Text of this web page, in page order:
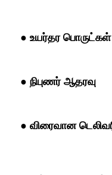
● உயர்தர பொருட்கள்
● நிபுணர் ஆதரவு
● விரைவான